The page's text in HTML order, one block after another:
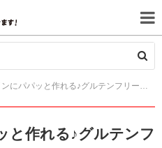
パパッと作れる♪グルテンフリーのチョコケーキ
と作れる♪グルテンフ